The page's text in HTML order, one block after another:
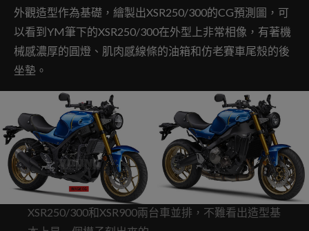
外觀造型作為基礎，繪製出XSR250/300的CG預測圖，可
以看到YM筆下的XSR250/300在外型上非常相像，有著機
械感濃厚的圓燈、肌肉感線條的油箱和仿老賽車尾殼的後
坐墊。
XSR250/300和XSR900兩台車並排，不難看出造型基